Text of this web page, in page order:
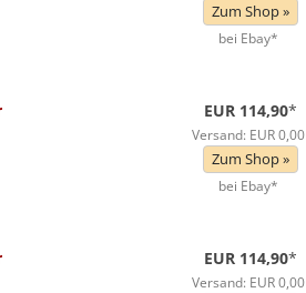
Zum Shop »
bei Ebay*
EUR 114,90*
Versand: EUR 0,00
Zum Shop »
bei Ebay*
EUR 114,90*
Versand: EUR 0,00